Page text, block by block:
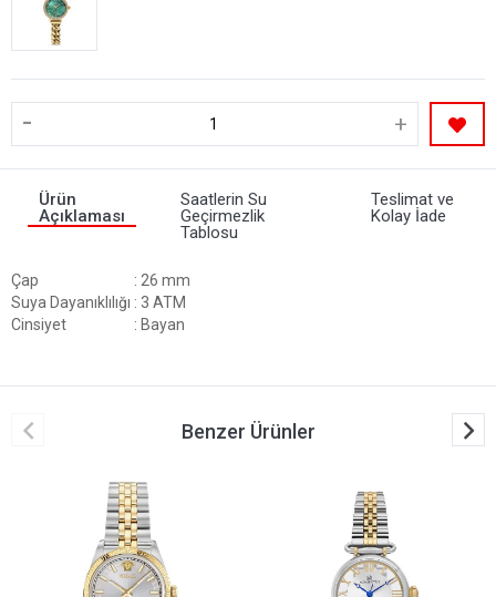
- +
Ürün
Açıklaması
Saatlerin Su
Geçirmezlik
Tablosu
Teslimat ve
Kolay İade
Çap
: 26 mm
Suya Dayanıklılığı : 3 ATM
Cinsiyet
: Bayan
Benzer Ürünler